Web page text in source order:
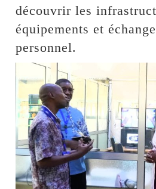
découvrir les
équipements et
personnel.